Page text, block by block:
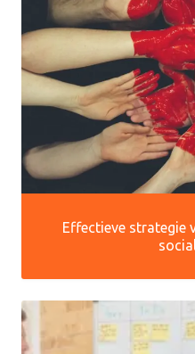
Effectieve strategie